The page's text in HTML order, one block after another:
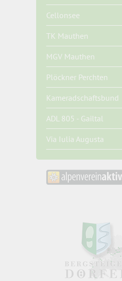
Cellonsee
TK Mauthen
MGV Mauthen
Plöckner Perchten
Kameradschaftsbund
ADL 805 - Gailtal
Via Iulia Augusta